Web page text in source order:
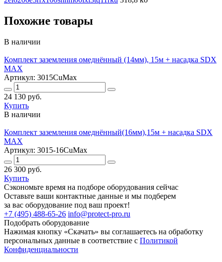
Похожие товары
В наличии
Комплект заземления омеднённый (14мм), 15м + насадка SDX
MAX
Артикул: 3015CuMax
24 130 руб.
Купить
В наличии
Комплект заземления омеднённый(16мм),15м + насадка SDX
MAX
Артикул: 3015-16CuMax
26 300 руб.
Купить
Сэкономьте время на подборе оборудования сейчас
Оставьте ваши контактные данные и мы подберем
за вас оборудование под ваш проект!
+7 (495) 488-65-26 info@protect-pro.ru
Подобрать оборудование
Нажимая кнопку «Скачать» вы соглашаетесь на обработку
персональных данные в соответствие с Политикой
Конфиденциальности